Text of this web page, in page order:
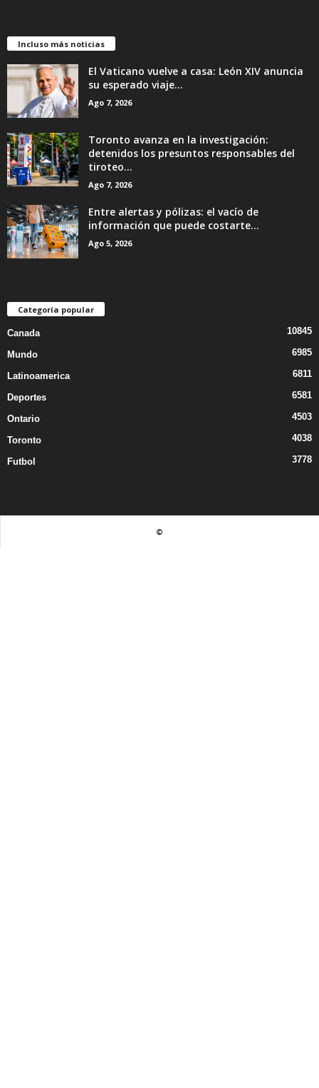
Incluso más noticias
El Vaticano vuelve a casa: León XIV anuncia
su esperado viaje...
Ago 7, 2026
Toronto avanza en la investigación:
detenidos los presuntos responsables del
tiroteo...
Ago 7, 2026
Entre alertas y pólizas: el vacío de
información que puede costarte...
Ago 5, 2026
Categoría popular
Canada 10845
Mundo 6985
Latinoamerica 6811
Deportes 6581
Ontario 4503
Toronto 4038
Futbol 3778
©